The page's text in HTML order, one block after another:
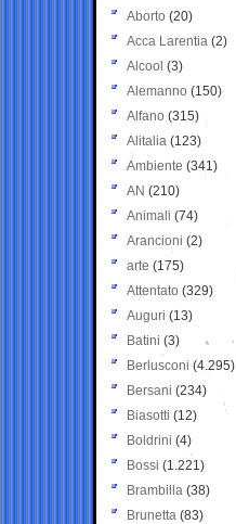
Aborto (20)
Acca Larentia (2)
Alcool (3)
Alemanno (150)
Alfano (315)
Alitalia (123)
Ambiente (341)
AN (210)
Animali (74)
Arancioni (2)
arte (175)
Attentato (329)
Auguri (13)
Batini (3)
Berlusconi (4.295)
Bersani (234)
Biasotti (12)
Boldrini (4)
Bossi (1.221)
Brambilla (38)
Brunetta (83)